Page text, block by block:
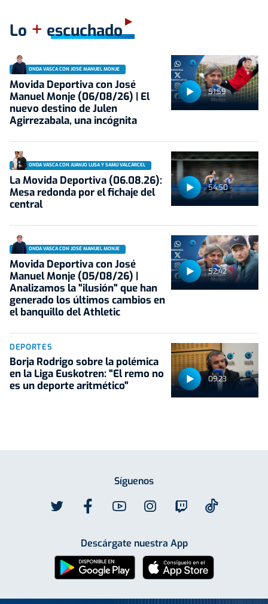
Lo + escuchado
51:59
ONDA VASCA CON JOSÉ MANUEL MONJE
Movida Deportiva con José
Manuel Monje (06/08/26) | El
nuevo destino de Julen
Agirrezabala, una incógnita
54:50
ONDA VASCA CON JUANJO LUSA Y SAMU VALCÁRCEL
La Movida Deportiva (06.08.26):
Mesa redonda por el fichaje del
central
52:42
ONDA VASCA CON JOSÉ MANUEL MONJE
Movida Deportiva con José
Manuel Monje (05/08/26) |
Analizamos la "ilusión" que han
generado los últimos cambios en
el banquillo del Athletic
09:23
DEPORTES
Borja Rodrigo sobre la polémica
en la Liga Euskotren: "El remo no
es un deporte aritmético"
Síguenos
Descárgate nuestra App